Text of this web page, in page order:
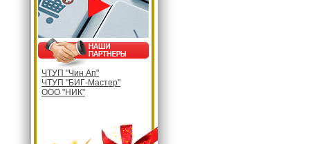
ЧТУП "Чин Ап"
ЧТУП "БИГ-Мастер"
ООО "НИК"